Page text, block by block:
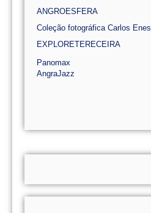
ANGROESFERA
Coleção fotográfica Carlos Enes
EXPLORETERECEIRA
Panomax
AngraJazz